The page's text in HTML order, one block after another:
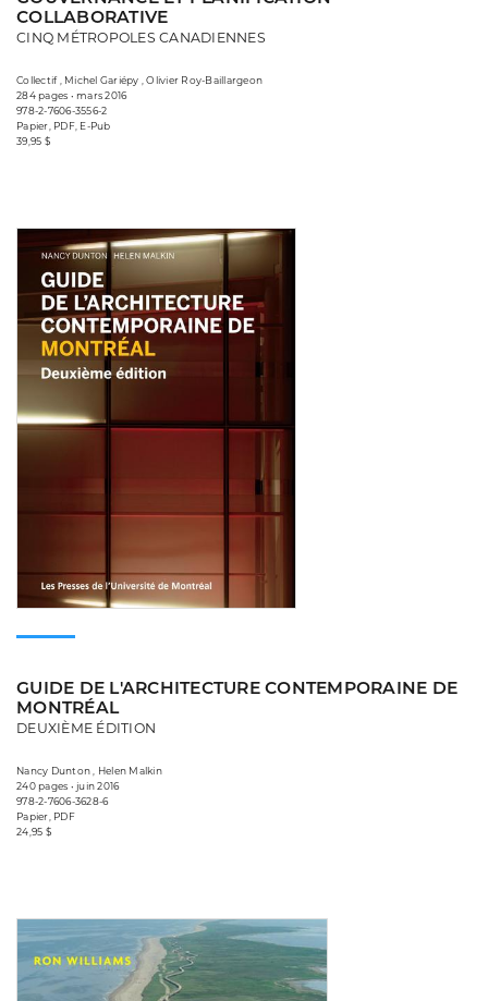
COLLABORATIVE
CINQ MÉTROPOLES CANADIENNES
Collectif , Michel Gariépy , Olivier Roy-Baillargeon
284 pages • mars 2016
978-2-7606-3556-2
Papier, PDF, E-Pub
39,95 $
GUIDE DE L'ARCHITECTURE CONTEMPORAINE DE
MONTRÉAL
DEUXIÈME ÉDITION
Nancy Dunton , Helen Malkin
240 pages • juin 2016
978-2-7606-3628-6
Papier, PDF
24,95 $